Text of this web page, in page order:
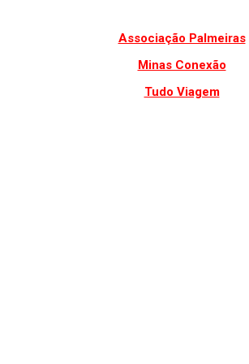
Associação Palmeiras
Minas Conexão
Tudo Viagem